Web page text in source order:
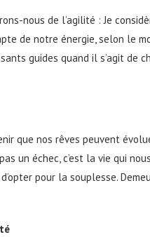
nous de l’agilité : Je
de notre énergie, selon le
guides quand il s’agit de
que nos rêves peuvent
un échec, c’est la vie qui
pour la souplesse.